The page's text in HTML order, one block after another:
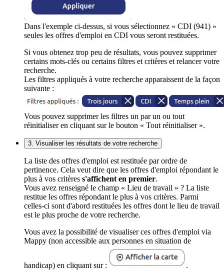
Dans l'exemple ci-dessus, si vous sélectionnez « CDI (941) »
seules les offres d'emploi en CDI vous seront restituées.
Si vous obtenez trop peu de résultats, vous pouvez supprimer
certains mots-clés ou certains filtres et critères et relancer votre
recherche.
Les filtres appliqués à votre recherche apparaissent de la façon
suivante :
Vous pouvez supprimer les filtres un par un ou tout
réinitialiser en cliquant sur le bouton « Tout réinitialiser ».
3. Visualiser les résultats de votre recherche
La liste des offres d'emploi est restituée par ordre de
pertinence. Cela veut dire que les offres d'emploi répondant le
plus à vos critères s'affichent en premier.
Vous avez renseigné le champ « Lieu de travail » ? La liste
restitue les offres répondant le plus à vos critères. Parmi
celles-ci sont d'abord restituées les offres dont le lieu de travail
est le plus proche de votre recherche.
Vous avez la possibilité de visualiser ces offres d'emploi via
Mappy (non accessible aux personnes en situation de
handicap) en cliquant sur :
.